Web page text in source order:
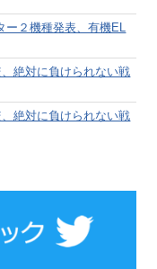
ー２機種発表、有機EL
絶対に負けられない戦
絶対に負けられない戦